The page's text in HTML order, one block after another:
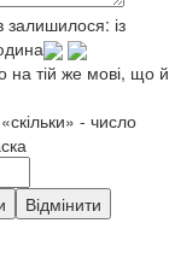
залишилося: із
на тій же мові, що й
- число